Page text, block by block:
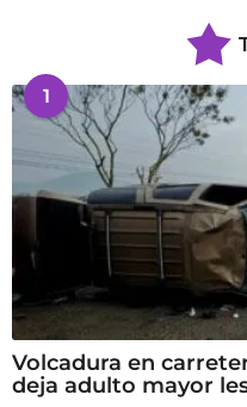
1
Volcadura en
deja adulto mayor